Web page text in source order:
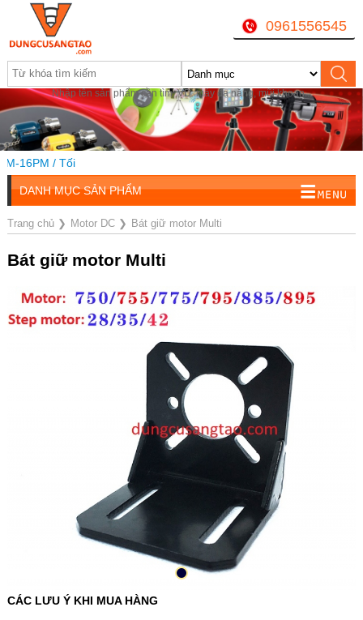
Nhập tên sản phẩm cần tìm, VD: máy đa năng, mũi khoan...
0961556545
16PM / Tối
DANH MỤC SẢN PHẨM
Trang chủ❯ Motor DC❯ Bát giữ motor Multi
Bát giữ motor Multi
CÁC LƯU Ý KHI MUA HÀNG